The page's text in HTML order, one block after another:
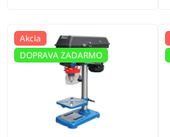
Akcia
DOPRAVA ZADARMO